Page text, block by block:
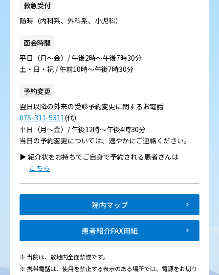
救急受付
随時（内科系、外科系、小児科）
面会時間
平日（月～金）/ 午後2時～午後7時30分
土・日・祝 / 午前10時～午後7時30分
予約変更
翌日以降の外来の受診予約変更に関するお電話
075-311-5311(代)
平日（月～金）/ 午後12時～午後4時30分
当日の予約変更については、速やかにご連絡ください。
▶︎ 紹介状をお持ちでご自身で予約される患者さんは
こちら
院内マップ
患者紹介FAX用紙
※ 当院は、敷地内全面禁煙です。
※ 携帯電話は、使用を禁止する表示のある場所では、電源をお切り